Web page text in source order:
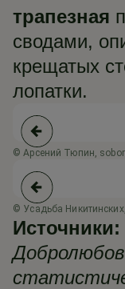
трапезная
сводами,
крещатых
лопатки.
© Арсений Тюпин,
© Усадьба
Источники: